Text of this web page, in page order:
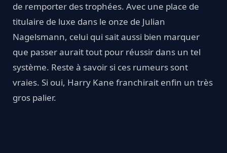
de remporter des trophées. Avec une place de
titulaire de luxe dans le onze de Julian
Nagelsmann, celui qui sait aussi bien marquer
que passer aurait tout pour réussir dans un tel
système. Reste à savoir si ces rumeurs sont
vraies. Si oui, Harry Kane franchirait enfin un très
gros palier.